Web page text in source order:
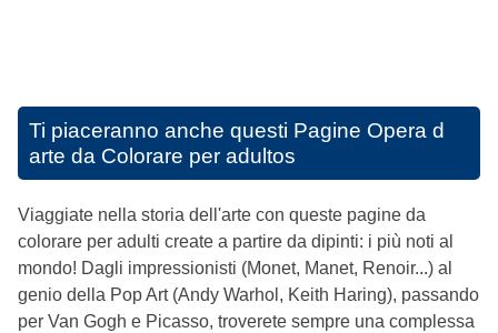
Ti piaceranno anche questi Pagine Opera d
arte da Colorare per adultos
Viaggiate nella storia dell'arte con queste pagine da
colorare per adulti create a partire da dipinti: i più noti al
mondo! Dagli impressionisti (Monet, Manet, Renoir...) al
genio della Pop Art (Andy Warhol, Keith Haring), passando
per Van Gogh e Picasso, troverete sempre una complessa